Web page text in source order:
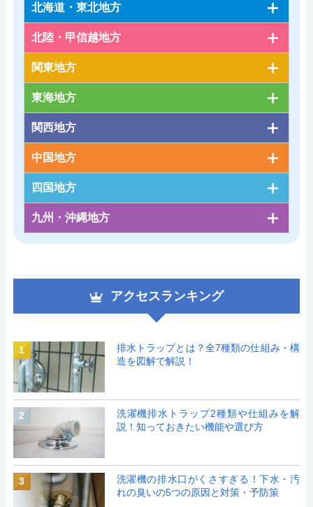
北海道・東北地方
北陸・甲信越地方
関東地方
東海地方
関西地方
中国地方
四国地方
九州・沖縄地方
アクセスランキング
1
排水トラップとは？全7種類の仕組み・構
造を図解で解説！
2
洗濯機排水トラップ2種類や仕組みを解
説！知っておきたい機能や選び方
3
洗濯機の排水口がくさすぎる！下水・汚
れの臭いの5つの原因と対策・予防策